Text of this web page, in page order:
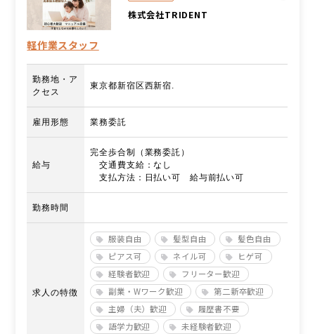
株式会社TRIDENT
軽作業スタッフ
勤務地・ア
クセス
東京都新宿区西新宿.
雇用形態 業務委託
給与
完全歩合制（業務委託）
交通費支給：なし
支払方法：日払い可 給与前払い可
勤務時間
求人の特徴
服装自由 髪型自由
髪色自由
ピアス可
ネイル可
ヒゲ可
経験者歓迎
フリーター歓迎
副業・Wワーク歓迎
第二新卒歓迎
主婦（夫）歓迎
履歴書不要
語学力歓迎
未経験者歓迎